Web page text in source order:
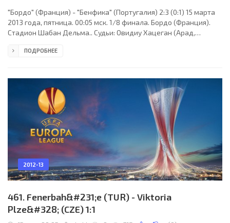
"Бордо" (Франция) - "Бенфика" (Португалия) 2:3 (0:1) 15 марта
2013 года, пятница. 00:05 мск. 1/8 финала. Бордо (Франция).
Стадион Шабан Дельма.. Судьи: Овидиу Хацеган (Арад,
Резервный: Раду Гингуляк (Румыния). "Бордо": Седрик Карассо,
Грегори Сертич (Андре Бийого Поко, 68), Людовик Обраньяк,
Николя Морис-Белай (Хади Сако, 78),
ПОДРОБНЕЕ
2012-13
461. Fenerbah&#231;e (TUR) - Viktoria
Plze&#328; (CZE) 1:1